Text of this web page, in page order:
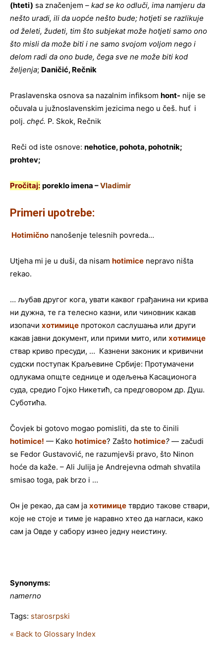
(hteti) sa značenjem – kad se ko odluči, ima namjeru da
nešto uradi, ili da uopće nešto bude; hotjeti se razlikuje
od želeti, žudeti, tim što subjekat može hotjeti samo ono
što misli da može biti i ne samo svojom voljom nego i
delom radi da ono bude, čega sve ne može biti kod
željenja; Daničić, Rečnik
Praslavenska osnova sa nazalnim infiksom hont- nije se
očuvala u južnoslavenskim jezicima nego u češ. huť i
polj. chęć. P. Skok, Rečnik
Reči od iste osnove: nehotice, pohota, pohotnik;
prohtev;
Pročitaj: poreklo imena –Vladimir
Primeri upotrebe:
Hotimično nanošenje telesnih povreda…
Utjeha mi je u duši, da nisam hotimice nepravo ništa
rekao.
… љубав другог кога, увати каквог грађанина ни крива
ни дужна, те га телесно казни, или чиновник какав
изопачи хотимице протокол саслушања или други
какав јавни документ, или прими мито, или хотимице
ствар криво пресуди, … Казнени законик и кривични
судски поступак Краљевине Србије: Протумачени
одлукама опщте седнице и одељења Касационога
суда, средио Гојко Никетић, са предговором др. Душ.
Суботића.
Čovjek bi gotovo mogao pomisliti, da ste to činili
hotimice! — Kako hotimice? Zašto hotimice? — začudi
se Fedor Gustavović, ne razumjevši pravo, što Ninon
hoće da kaže. – Ali Julija je Andrejevna odmah shvatila
smisao toga, pak brzo i …
Он је рекао, да сам ја хотимице тврдио такове ствари,
које не стоје и тиме је наравно хтео да нагласи, како
сам ја Овде у сабору изнео једну неистину.
Synonyms:
namerno
Tags: starosrpski
« Back to Glossary Index